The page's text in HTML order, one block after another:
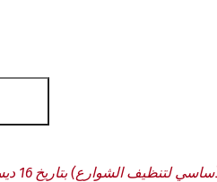
الشوارع) بتاريخ 16 ديسمبر 2009